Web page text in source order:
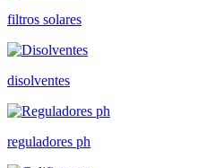
filtros solares
disolventes
reguladores ph